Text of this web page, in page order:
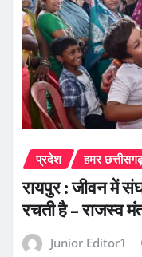
प्रदेश हमर
रायपुर : जीवन में
रचती है – राजस्व
Junior Editor1